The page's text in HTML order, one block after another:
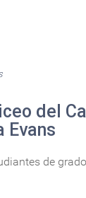
del
Evans
de